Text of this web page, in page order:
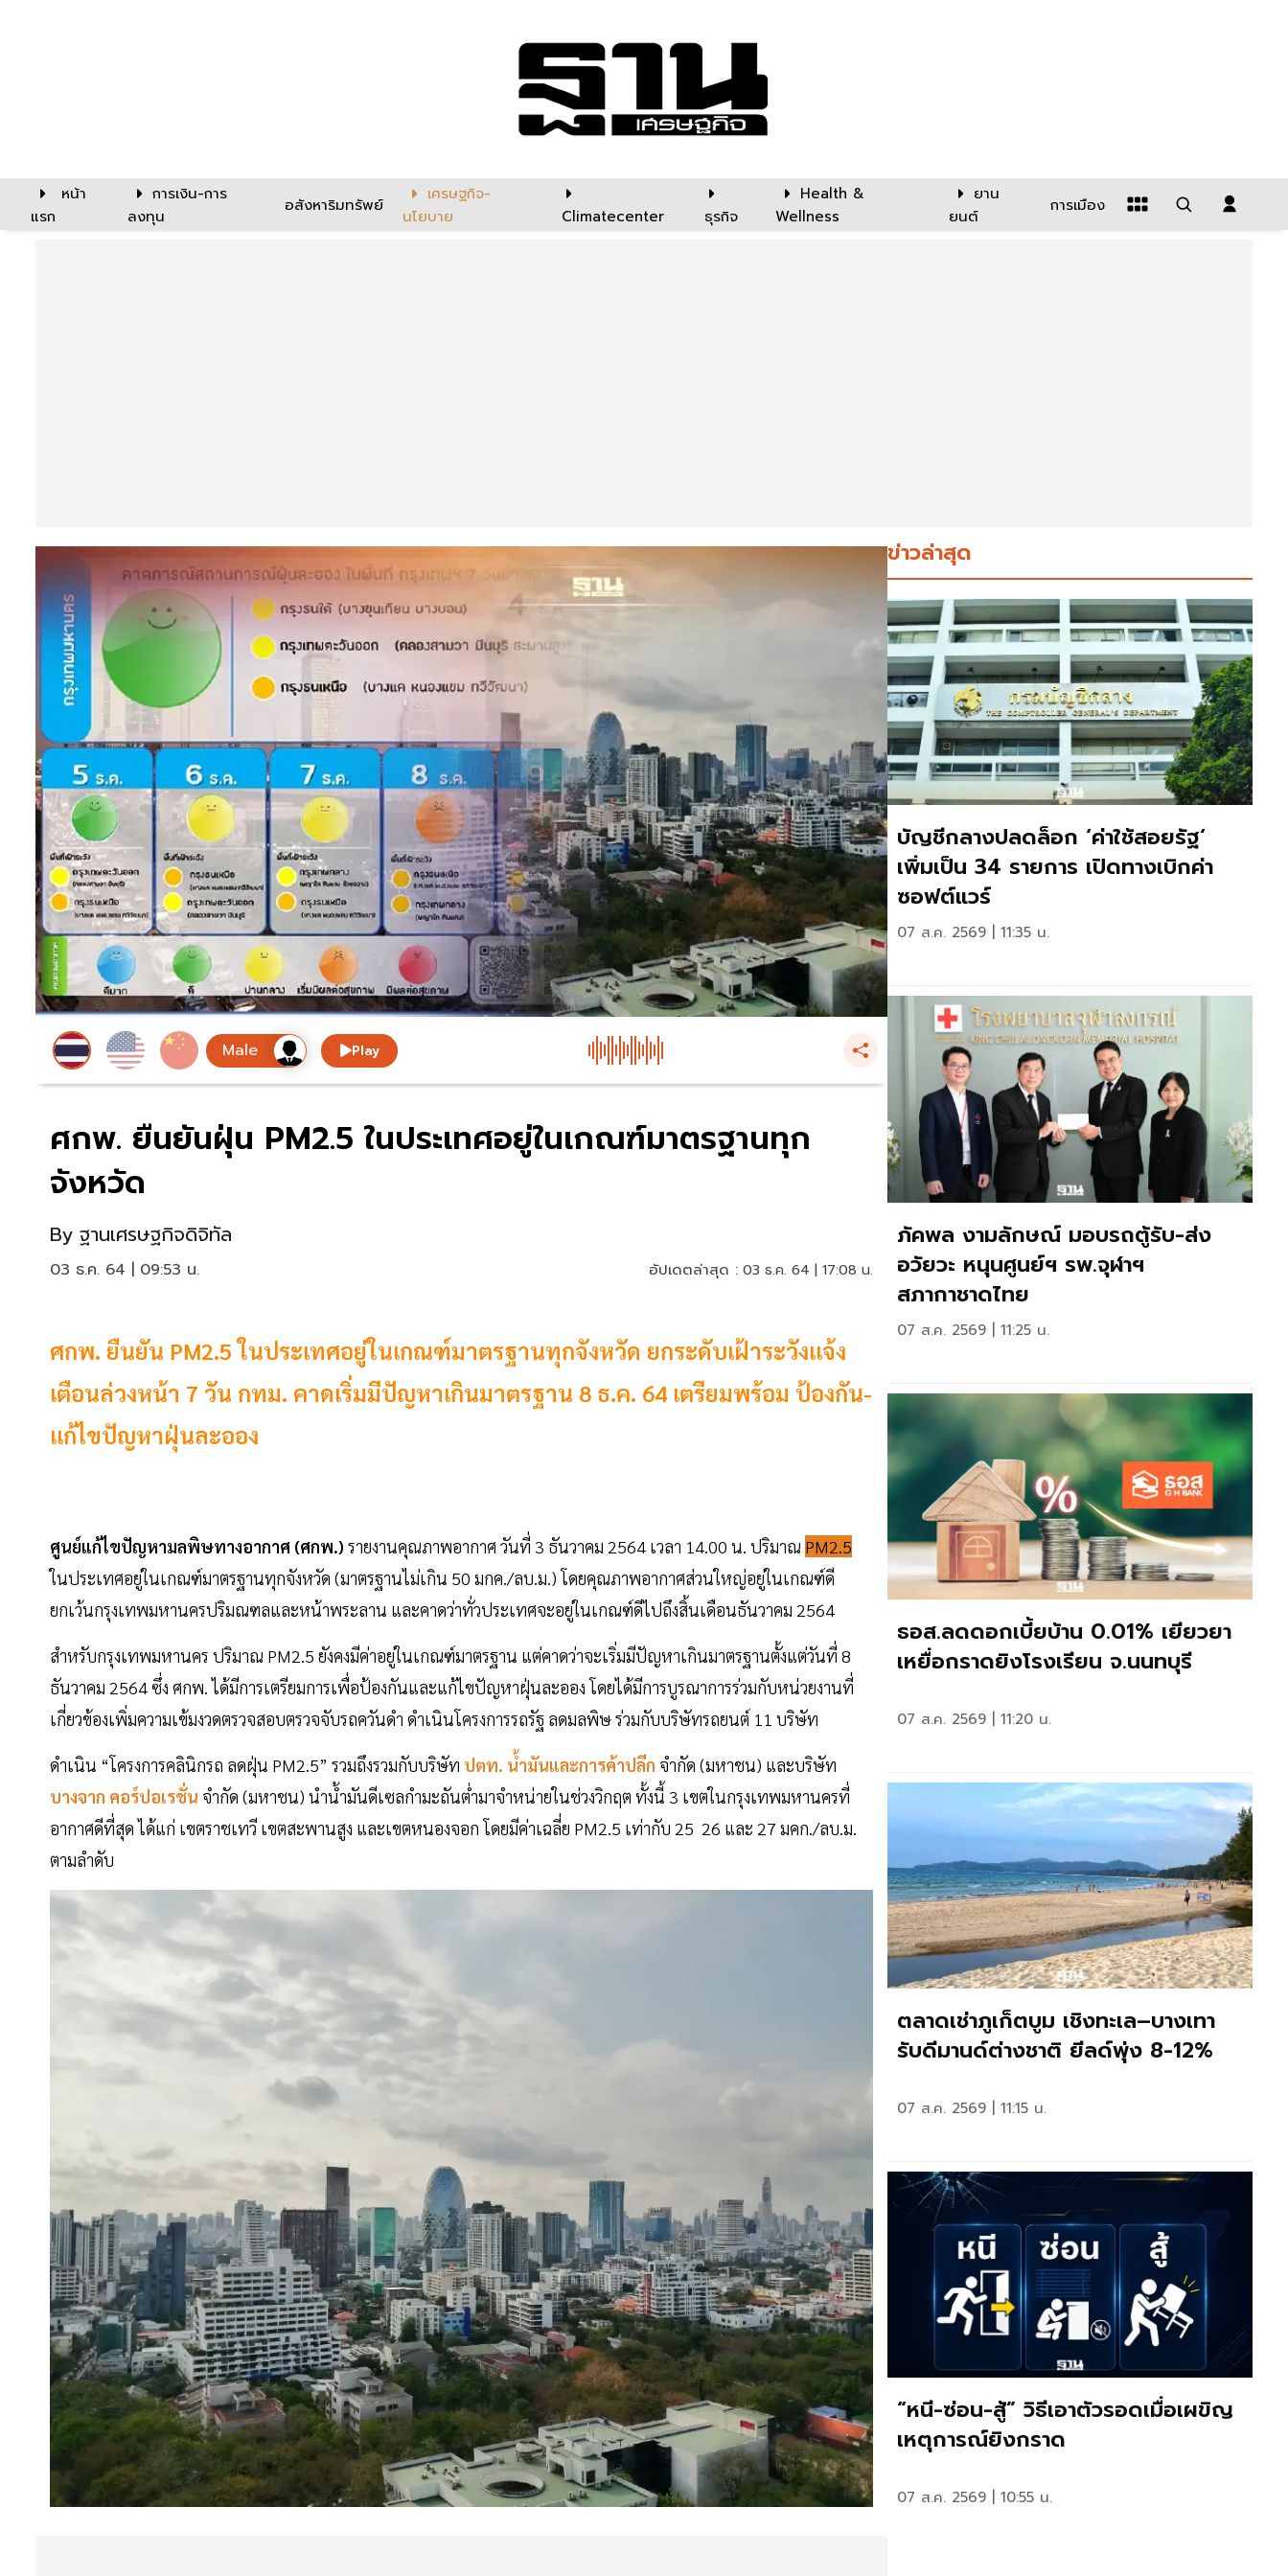
หน้า
แรก
การเงิน-การ
ลงทุน
อสังหาริมทรัพย์
เศรษฐกิจ-
นโยบาย
Climatecenter ธุรกิจ
Health &
Wellness
ยาน
ยนต์
การเมือง
Play
ศกพ. ยืนยันฝุ่น PM2.5 ในประเทศอยู่ในเกณฑ์มาตรฐานทุก
จังหวัด
By ฐานเศรษฐกิจดิจิทัล
03 ธ.ค. 64 | 09:53 น. อัปเดตล่าสุด : 03 ธ.ค. 64 | 17:08 น.
ศกพ. ยืนยัน PM2.5 ในประเทศอยู่ในเกณฑ์มาตรฐานทุกจังหวัด ยกระดับเฝ้าระวังแจ้ง
เตือนล่วงหน้า 7 วัน กทม. คาดเริ่มมีปัญหาเกินมาตรฐาน 8 ธ.ค. 64 เตรียมพร้อม ป้องกัน-
แก้ไขปัญหาฝุ่นละออง
ศูนย์แก้ไขปัญหามลพิษทางอากาศ (ศกพ.) รายงานคุณภาพอากาศ วันที่ 3 ธันวาคม 2564 เวลา 14.00 น. ปริมาณ PM2.5
ในประเทศอยู่ในเกณฑ์มาตรฐานทุกจังหวัด (มาตรฐานไม่เกิน 50 มกค./ลบ.ม.) โดยคุณภาพอากาศส่วนใหญ่อยู่ในเกณฑ์ดี
ยกเว้นกรุงเทพมหานครปริมณฑลและหน้าพระลาน และคาดว่าทั่วประเทศจะอยู่ในเกณฑ์ดีไปถึงสิ้นเดือนธันวาคม 2564
สำหรับกรุงเทพมหานคร ปริมาณ PM2.5 ยังคงมีค่าอยู่ในเกณฑ์มาตรฐาน แต่คาดว่าจะเริ่มมีปัญหาเกินมาตรฐานตั้งแต่วันที่ 8
ธันวาคม 2564 ซึ่ง ศกพ. ได้มีการเตรียมการเพื่อป้องกันและแก้ไขปัญหาฝุ่นละออง โดยได้มีการบูรณาการร่วมกับหน่วยงานที่
เกี่ยวข้องเพิ่มความเข้มงวดตรวจสอบตรวจจับรถควันดำ ดำเนินโครงการรถรัฐ ลดมลพิษ ร่วมกับบริษัทรถยนต์ 11 บริษัท
ดำเนิน “โครงการคลินิกรถ ลดฝุ่น PM2.5” รวมถึงรวมกับบริษัท ปตท. น้ำมันและการค้าปลีก จำกัด (มหาชน) และบริษัท
บางจาก คอร์ปอเรชั่น จำกัด (มหาชน) นำน้ำมันดีเซลกำมะถันต่ำมาจำหน่ายในช่วงวิกฤต ทั้งนี้ 3 เขตในกรุงเทพมหานครที่
อากาศดีที่สุด ได้แก่ เขตราชเทวี เขตสะพานสูง และเขตหนองจอก โดยมีค่าเฉลี่ย PM2.5 เท่ากับ 25 26 และ 27 มคก./ลบ.ม.
ตามลำดับ
ข่าวล่าสุด
บัญชีกลางปลดล็อก ‘ค่าใช้สอยรัฐ‘
เพิ่มเป็น 34 รายการ เปิดทางเบิกค่า
ซอฟต์แวร์
07 ส.ค. 2569 | 11:35 น.
ภัคพล งามลักษณ์ มอบรถตู้รับ-ส่ง
อวัยวะ หนุนศูนย์ฯ รพ.จุฬาฯ
สภากาชาดไทย
07 ส.ค. 2569 | 11:25 น.
ธอส.ลดดอกเบี้ยบ้าน 0.01% เยียวยา
เหยื่อกราดยิงโรงเรียน จ.นนทบุรี
07 ส.ค. 2569 | 11:20 น.
ตลาดเช่าภูเก็ตบูม เชิงทะเล–บางเทา
รับดีมานด์ต่างชาติ ยีลด์พุ่ง 8-12%
07 ส.ค. 2569 | 11:15 น.
“หนี-ซ่อน-สู้” วิธีเอาตัวรอดเมื่อเผขิญ
เหตุการณ์ยิงกราด
07 ส.ค. 2569 | 10:55 น.